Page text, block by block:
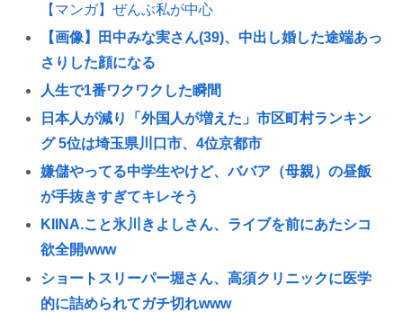
【マンガ】ぜんぶ私が中心
【画像】田中みな実さん(39)、中出し婚した途端あっ
さりした顔になる
人生で1番ワクワクした瞬間
日本人が減り「外国人が増えた」市区町村ランキン
グ 5位は埼玉県川口市、4位京都市
嫌儲やってる中学生やけど、ババア（母親）の昼飯
が手抜きすぎてキレそう
KIINA.こと氷川きよしさん、ライブを前にあたシコ
欲全開www
ショートスリーパー堀さん、高須クリニックに医学
的に詰められてガチ切れwww